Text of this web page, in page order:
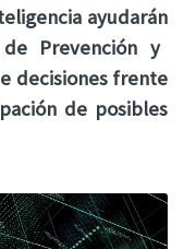
ayudarán
Prevención y
decisionesfrente
de posibles